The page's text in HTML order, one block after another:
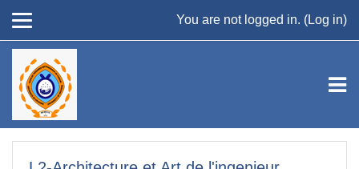
You are not logged in. (Log in)